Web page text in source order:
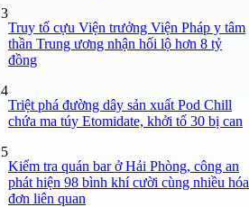
3
Truy tố cựu Viện trưởng Viện Pháp y tâm
thần Trung ương nhận hối lộ hơn 8 tỷ
đồng
4
Triệt phá đường dây sản xuất Pod Chill
chứa ma túy Etomidate, khởi tố 30 bị can
5
Kiểm tra quán bar ở Hải Phòng, công an
phát hiện 98 bình khí cười cùng nhiều hóa
đơn liên quan